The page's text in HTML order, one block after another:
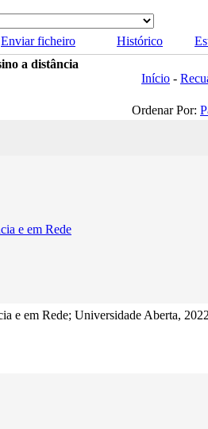
Enviar ficheiro Histórico
a distância
Início -
Ordenar Por:
e em Rede
e em Rede; Universidade Aberta,